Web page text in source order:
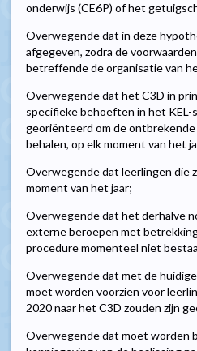
onderwijs (CE6P) of het
Overwegende dat in deze
afgegeven, zodra de
betreffende de organisatie van
Overwegende dat het C3D in
specifieke behoeften in het
georiënteerd om de
behalen, op elk moment van het
Overwegende dat leerlingen die
moment van het jaar;
Overwegende dat het derhalve
externe beroepen met
procedure momenteel niet
Overwegende dat met de
moet worden voorzien voor
2020 naar het C3D zouden zijn
Overwegende dat moet worden